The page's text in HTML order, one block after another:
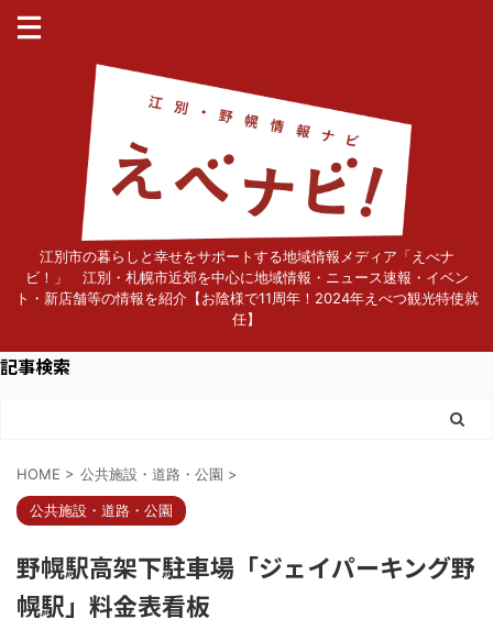
江別市の暮らしと幸せをサポートする地域情報メディア「えべナ
ビ！」 江別・札幌市近郊を中心に地域情報・ニュース速報・イベン
ト・新店舗等の情報を紹介【お陰様で11周年！2024年えべつ観光特使就
任】
記事検索
HOME > 公共施設・道路・公園 >
公共施設・道路・公園
野幌駅高架下駐車場「ジェイパーキング野
幌駅」料金表看板